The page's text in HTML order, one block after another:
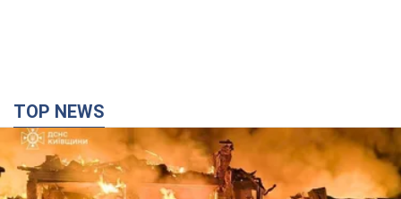
TOP NEWS